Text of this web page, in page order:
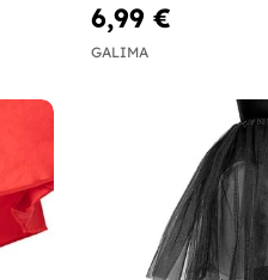
6,99 €
GALIMA